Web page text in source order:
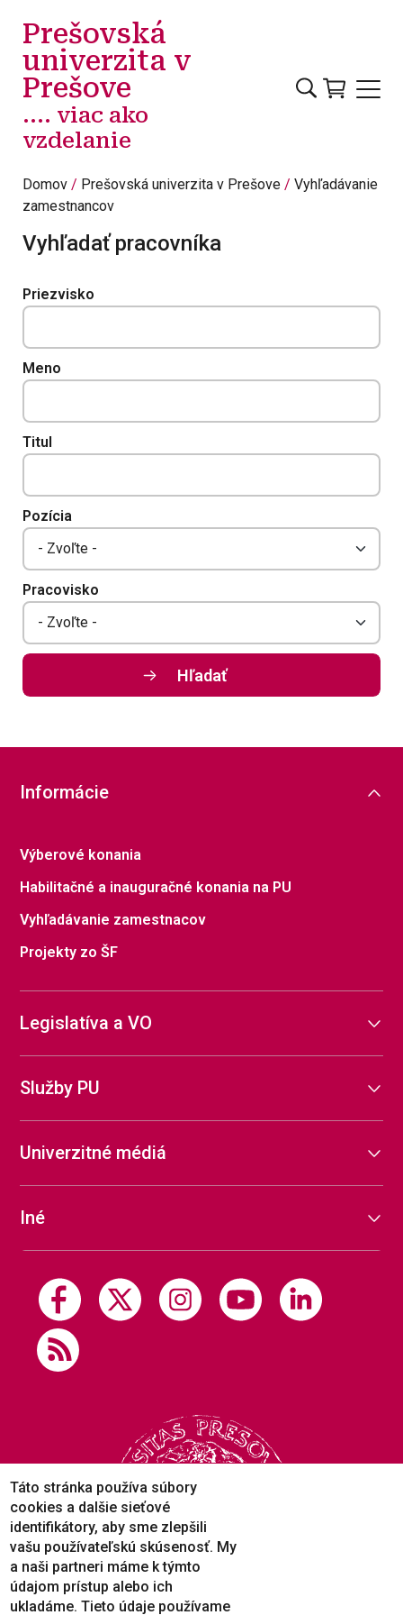
Prešovská
univerzita v
Prešove
.... viac ako
vzdelanie
Domov Prešovská univerzita v Prešove
Vyhľadávanie
zamestnancov
Vyhľadať pracovníka
Priezvisko
Meno
Titul
Pozícia
Pracovisko
Informácie
Výberové konania
Habilitačné a inauguračné konania na PU
Vyhľadávanie zamestnacov
Projekty zo ŠF
Legislatíva a VO
Služby PU
Univerzitné médiá
Iné
Táto stránka používa súbory
cookies a dalšie sieťové
identifikátory, aby sme zlepšili
vašu používateľskú skúsenosť. My
a naši partneri máme k týmto
údajom prístup alebo ich
ukladáme. Tieto údaje používame